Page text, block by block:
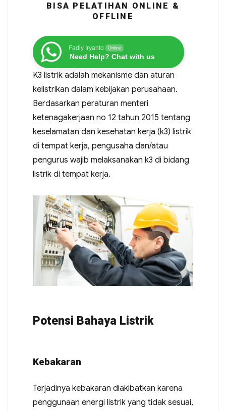
BISA PELATIHAN ONLINE &
OFFLINE
Fadly Iryanto Online
Need Help? Chat with us
K3 listrik adalah mekanisme dan aturan
kelistrikan dalam kebijakan perusahaan.
Berdasarkan peraturan menteri
ketenagakerjaan no 12 tahun 2015 tentang
keselamatan dan kesehatan kerja (k3) listrik
di tempat kerja, pengusaha dan/atau
pengurus wajib melaksanakan k3 di bidang
listrik di tempat kerja.
Potensi Bahaya Listrik
Kebakaran
Terjadinya kebakaran diakibatkan karena
penggunaan energi listrik yang tidak sesuai,